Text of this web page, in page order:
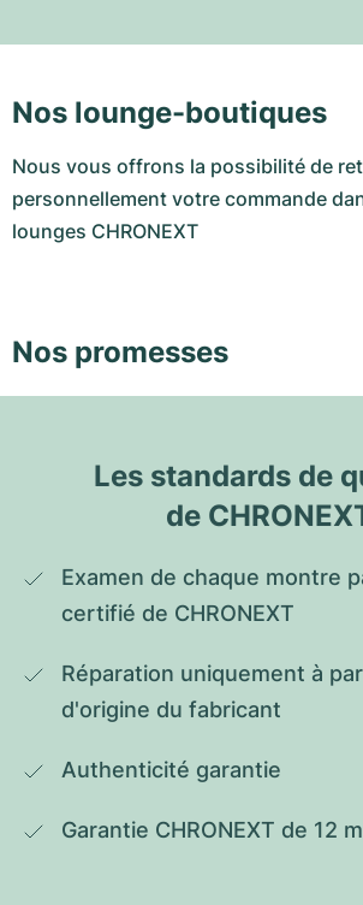
Nos lounge-boutiques
Nous vous offrons la possibilité de
personnellement votre commande
lounges CHRONEXT
Nos promesses
Les standards de
de
Examen de chaque montre
certifié de CHRONEXT
Réparation uniquement à
d'origine du fabricant
Authenticité garantie
Garantie CHRONEXT de 12